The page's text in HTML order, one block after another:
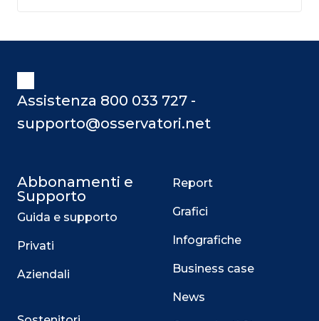
Assistenza 800 033 727 -
supporto@osservatori.net
Abbonamenti e
Supporto
Guida e supporto
Privati
Aziendali
Report
Grafici
Infografiche
Business case
News